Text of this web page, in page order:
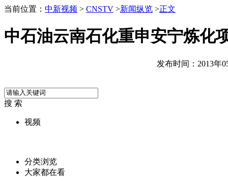
当前位置： 中新视频 > CNSTV >新闻纵览 >正文
中石油云南石化重申安宁炼化
发布时间：2013年
搜 索
视频
分类浏览
大家都在看